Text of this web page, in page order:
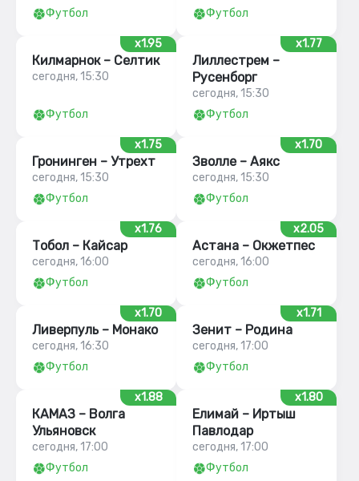
Футбол
Футбол
x1.95
Килмарнок – Селтик
сегодня, 15:30
Футбол
x1.77
Лиллестрем –
Русенборг
сегодня, 15:30
Футбол
x1.75
Гронинген – Утрехт
сегодня, 15:30
Футбол
x1.70
Зволле – Аякс
сегодня, 15:30
Футбол
x1.76
Тобол – Кайсар
сегодня, 16:00
Футбол
x2.05
Астана – Окжетпес
сегодня, 16:00
Футбол
x1.70
Ливерпуль – Монако
сегодня, 16:30
Футбол
x1.71
Зенит – Родина
сегодня, 17:00
Футбол
x1.88
КАМАЗ – Волга
Ульяновск
сегодня, 17:00
Футбол
x1.80
Елимай – Иртыш
Павлодар
сегодня, 17:00
Футбол